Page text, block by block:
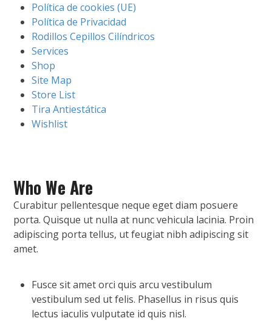
Política de cookies (UE)
Política de Privacidad
Rodillos Cepillos Cilíndricos
Services
Shop
Site Map
Store List
Tira Antiestática
Wishlist
WhoWe Are
Curabitur pellentesque neque eget diam posuere
porta. Quisque ut nulla at nunc vehicula lacinia. Proin
adipiscing porta tellus, ut feugiat nibh adipiscing sit
amet.
Fusce sit amet orci quis arcu vestibulum
vestibulum sed ut felis. Phasellus in risus quis
lectus iaculis vulputate id quis nisl.